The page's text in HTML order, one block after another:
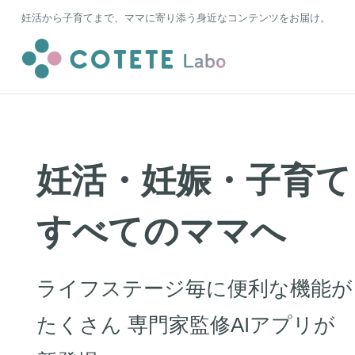
妊活から子育てまで、ママに寄り添う身近なコンテンツをお届け。
妊活・妊娠・子育て
すべてのママへ
ライフステージ毎に便利な機能が
たくさん 専門家監修AIアプリが